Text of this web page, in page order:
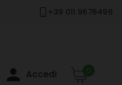
+39 011.9676496
 Accedi 0